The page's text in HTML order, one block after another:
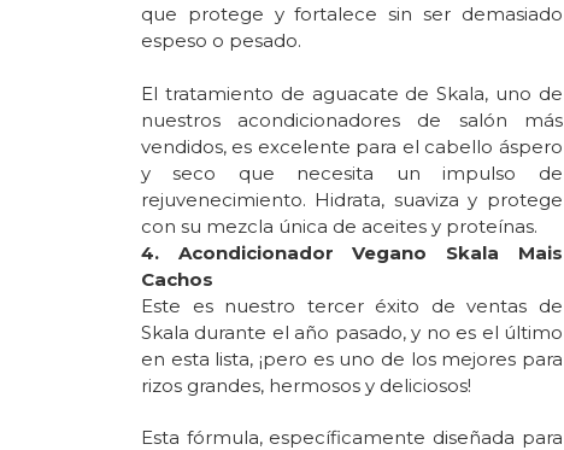
que protege y fortalece sin ser demasiado
espeso o pesado.
El tratamiento de aguacate de Skala, uno de
nuestros acondicionadores de salón más
vendidos, es excelente para el cabello áspero
y seco que necesita un impulso de
rejuvenecimiento. Hidrata, suaviza y protege
con su mezcla única de aceites y proteínas.
4. Acondicionador Vegano Skala Mais
Cachos
Este es nuestro tercer éxito de ventas de
Skala durante el año pasado, y no es el último
en esta lista, ¡pero es uno de los mejores para
rizos grandes, hermosos y deliciosos!
Esta fórmula, específicamente diseñada para